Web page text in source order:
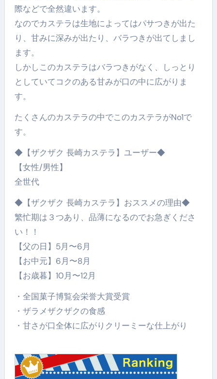
際などで全然違います。
なのでカステラは生地によってはパサつきが出た
り、甘みに深みが出たり、バラつきが出てしまし
ます。
しかしこのカステラはバラつきがなく、しっとり
としていてコクのある甘みが口の中に広がりま
す。
たくさんのカステラの中でこのカステラがNo1で
す。
◆【ザクザク 長崎カステラ】ユーザー◆
【女性/男性】
全世代
◆【ザクザク 長崎カステラ】おススメの理由◆
繁忙期は３つあり、品薄になるのでお急ぎくださ
い！！
【父の日】5月〜6月
【お中元】6月〜8月
【お歳暮】10月〜12月
・全国菓子博覧会栄誉大賞受賞
・ザラメザクザクの食感
・甘さが口全体に広がりクリーミーな仕上がり